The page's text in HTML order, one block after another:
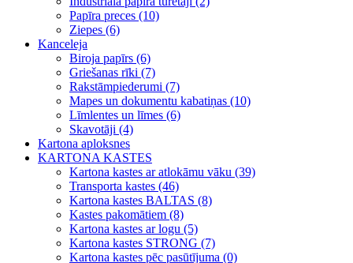
Papīra preces (10)
Ziepes (6)
Kanceleja
Biroja papīrs (6)
Griešanas rīki (7)
Rakstāmpiederumi (7)
Mapes un dokumentu kabatiņas (10)
Līmlentes un līmes (6)
Skavotāji (4)
Kartona aploksnes
KARTONA KASTES
Kartona kastes ar atlokāmu vāku (39)
Transporta kastes (46)
Kartona kastes BALTAS (8)
Kastes pakomātiem (8)
Kartona kastes ar logu (5)
Kartona kastes STRONG (7)
Kartona kastes pēc pasūtījuma (0)